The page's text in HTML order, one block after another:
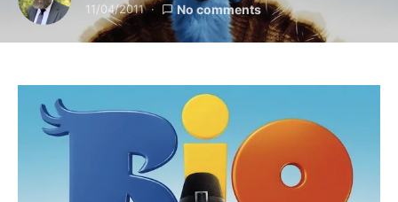
11/04/2011 No comments